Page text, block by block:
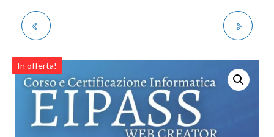
INFORMATICA EIPASS
DIDATTICA DIGITALE
PREPARAZIONE ALLA
LAUREA
In offerta!